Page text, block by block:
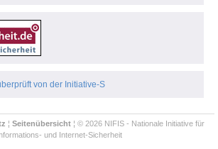
¦ Seitenübersicht¦ © 2026 NIFIS - Nationale Initiative für
und Internet-Sicherheit